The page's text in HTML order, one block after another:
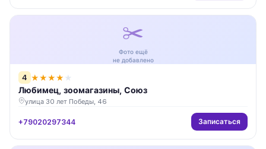
✂️
Фото ещё
не добавлено
4 ★★★★ ★
Любимец, зоомагазины, Союз
улица 30 лет Победы, 46
+79020297344 Записаться